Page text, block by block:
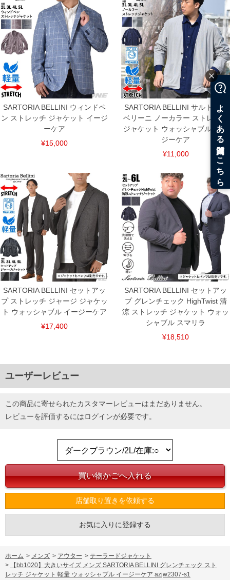
SARTORIA BELLINI ウィンドペ
ン ストレッチ ジャケット イージ
ーケア
¥15,000
SARTORIA BELLINI サルトリア
ベリーニ ノーカラー ストレッチ
ジャケット ウォッシャブル イー
ジーケア
¥11,000
SARTORIA BELLINI セットアッ
プ ストレッチ ジャージ ジャケッ
ト ウォッシャブル イージーケア
¥17,400
SARTORIA BELLINI セットアッ
プ グレンチェック HighTwist 清
涼 ストレッチ ジャケット ウォッ
シャブル スマリラ
¥18,510
ユーザーレビュー
この商品に寄せられたカスタマーレビューはまだありません。
レビューを評価するにはログインが必要です。
店舗取り置きを依頼する
お気に入りに登録する
ホーム > メンズ > アウター > テーラードジャケット
>
【bb1020】大きいサイズ メンズ SARTORIA BELLINI グレンチェック スト
レッチ ジャケット 軽量 ウォッシャブル イージーケア azjw2307-s1